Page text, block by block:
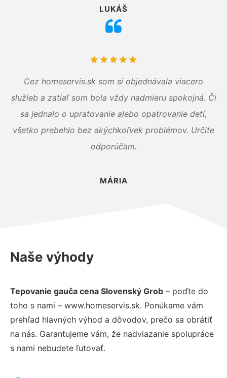
LUKÁŠ
Cez homeservis.sk som si objednávala viacero
služieb a zatiaľ som bola vždy nadmieru spokojná. Či
sa jednalo o upratovanie alebo opatrovanie detí,
všetko prebehlo bez akýchkoľvek problémov. Určite
odporúčam.
MÁRIA
Naše výhody
Tepovanie gauča cena Slovenský Grob – poďte do
toho s nami – www.homeservis.sk. Ponúkame vám
prehľad hlavných výhod a dôvodov, prečo sa obrátiť
na nás. Garantujeme vám, že nadviazanie spolupráce
s nami nebudete ľutovať.